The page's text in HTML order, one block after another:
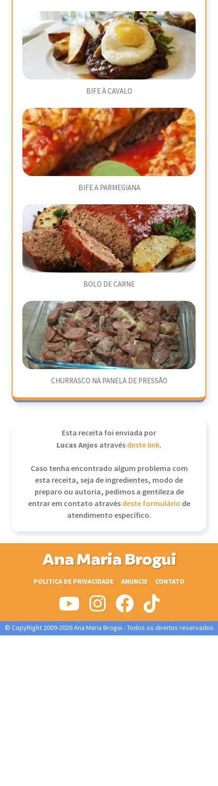
BIFE À CAVALO
BIFE A PARMEGIANA
BOLO DE CARNE
CHURRASCO NA PANELA DE PRESSÃO
Esta receita foi enviada por
Lucas Anjos atravésdeste link.
Caso tenha encontrado algum problema com
esta receita, seja de ingredientes, modo de
preparo ou autoria, pedimos a gentileza de
entrar em contato atravésdeste formulário de
atendimento específico.
Ana Maria Brogui
POLITICA DE PRIVACIDADE ANUNCIE CONTATO
© CopyRight 2009-2026 Ana Maria Brogui - Todos os direitos reservados